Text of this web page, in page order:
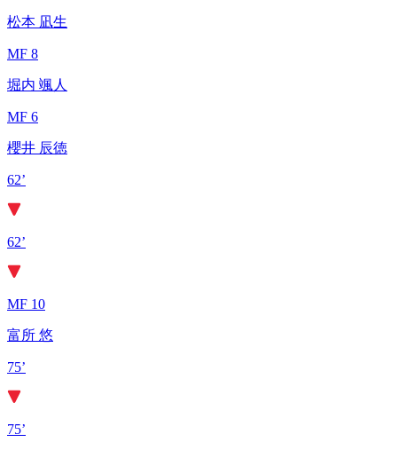
松本 凪生
MF 8
堀内 颯人
MF 6
櫻井 辰徳
62’
62’
MF 10
富所 悠
75’
75’